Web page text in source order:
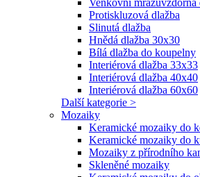
Venkovní mrazuvzdorná
Protiskluzová dlažba
Slinutá dlažba
Hnědá dlažba 30x30
Bílá dlažba do koupelny
Interiérová dlažba 33x33
Interiérová dlažba 40x40
Interiérová dlažba 60x60
Další kategorie >
Mozaiky
Keramické mozaiky do
Keramické mozaiky do
Mozaiky z přírodního
Skleněné mozaiky